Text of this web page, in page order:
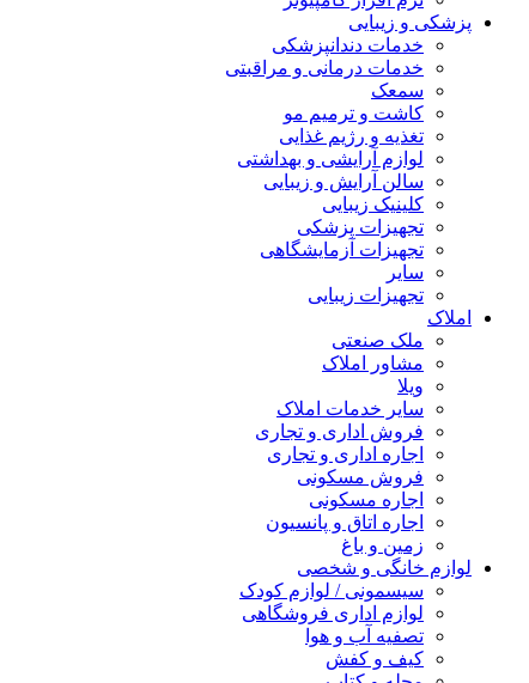
پزشکی و زیبایی
خدمات دندانپزشکی
خدمات درمانی و مراقبتی
سمعک
کاشت و ترمیم مو
تغذیه و رژیم غذایی
لوازم آرایشی و بهداشتی
سالن آرایش و زیبایی
کلینیک زیبایی
تجهیزات پزشکی
تجهیزات آزمایشگاهی
سایر
تجهیزات زیبایی
املاک
ملک صنعتی
مشاور املاک
ویلا
سایر خدمات املاک
فروش اداری و تجاری
اجاره اداری و تجاری
فروش مسکونی
اجاره مسکونی
اجاره اتاق و پانسیون
زمین و باغ
لوازم خانگی و شخصی
سیسمونی / لوازم کودک
لوازم اداری فروشگاهی
تصفیه آب و هوا
کیف و کفش